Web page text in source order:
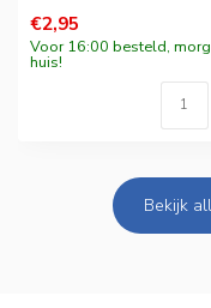
€2,95
Voor 16:00 besteld,
huis!
Bekijk